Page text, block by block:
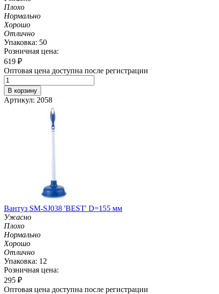
Плохо
Нормально
Хорошо
Отлично
Упаковка: 50
Розничная цена:
619 ₽
Оптовая цена доступна после регистрации
В корзину
Артикул: 2058
Вантуз SM-SJ038 'BEST' D=155 мм
Ужасно
Плохо
Нормально
Хорошо
Отлично
Упаковка: 12
Розничная цена:
295 ₽
Оптовая цена доступна после регистрации